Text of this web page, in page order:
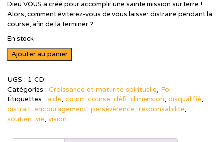
Dieu VOUS a créé pour accomplir une sainte mission sur terre !
Alors, comment éviterez-vous de vous laisser distraire pendant la
course, afin de la terminer ?
En stock
quantité
de
vous
la
course
que
Dieu
Ajouter au panier
UGS : 1 CD
Catégories : Croissance et maturité spirituelle, Foi
Étiquettes : aide, courir, course, défi, dimension, disqualifié,
distrait, encouragement, persévérence, responsabilité,
soutien, vie, vision